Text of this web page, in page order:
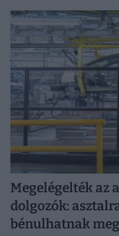
Megelégelték az
dolgozók:
bénulhatnak